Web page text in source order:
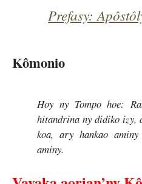
Prefasy:
Kômonio
Hoy ny Tompo hoe:
hitandrina ny didiko izy,
koa, ary hankao
aminy.